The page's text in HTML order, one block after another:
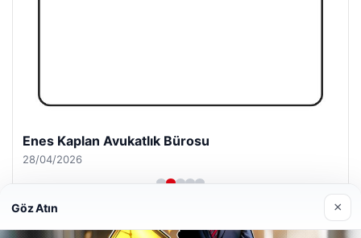
Enes Kaplan Avukatlık Bürosu
28/04/2026
Göz Atın ×